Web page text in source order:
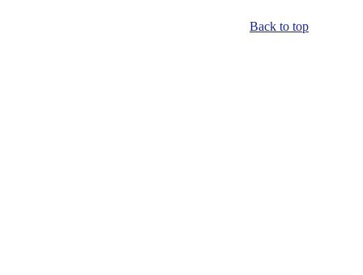
Back to top